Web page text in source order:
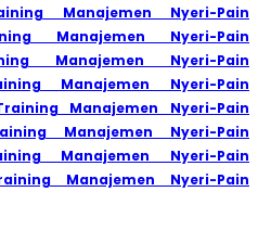
Manajemen Nyeri-Pain
Manajemen Nyeri-Pain
Manajemen Nyeri-Pain
Manajemen Nyeri-Pain
Manajemen Nyeri-Pain
Manajemen Nyeri-Pain
Manajemen Nyeri-Pain
Manajemen Nyeri-Pain